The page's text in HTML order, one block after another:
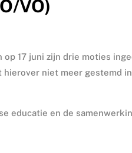
VO)
17 juni zijn drie moties
niet meer gestemd in
educatie en de